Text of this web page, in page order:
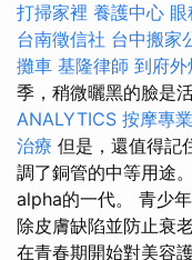
打掃家裡 養護中心
台南徵信社 台中搬家
攤車 基隆律師 到府外
季，稍微曬黑的臉是
ANALYTICS 按摩專
治療 但是，還值得記
調了銅管的中等用途
alpha的一代。 青少
除皮膚缺陷並防止衰
在青春期開始對美容